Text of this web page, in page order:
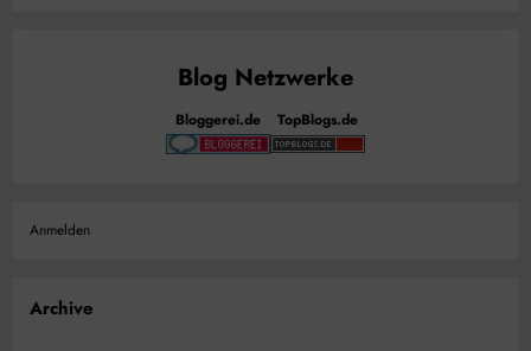
Bloggerei.de TopBlogs.de
Anmelden
Archive